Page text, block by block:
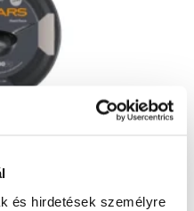
és hirdetések személyre